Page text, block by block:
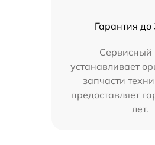
Гарантия до
Сервисный
устанавливает
запчасти
предоставляет
лет.